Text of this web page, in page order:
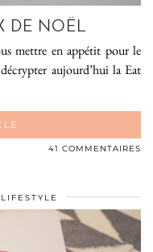
DE NOËL
mettre en appétit pour le
aujourd’hui la Eat
41 COMMENTAIRES
LIFESTYLE